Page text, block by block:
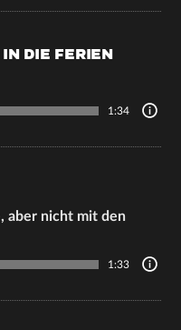
DIE FERIEN
1:34
aber nicht mit den
1:33